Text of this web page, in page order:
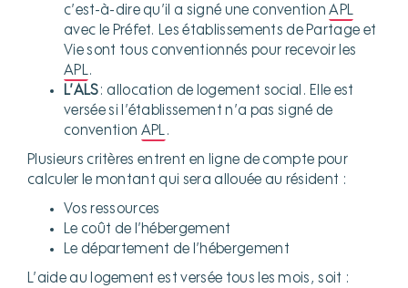
c’est-à-dire qu’il a signé une conventionAPL
avec le Préfet. Les établissements de Partage et
Vie sont tous conventionnés pour recevoir les
APL.
L’ALS: allocation de logement social. Elle est
versée si l’établissement n’a pas signé de
convention APL.
Plusieurs critères entrent en ligne de compte pour
calculer le montant qui sera allouée au résident :
Vos ressources
Le coût de l’hébergement
Le département de l’hébergement
L’aide au logement est versée tous les mois, soit :